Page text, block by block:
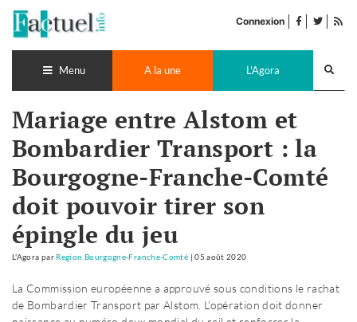
contenu
Connexion facebook
twitter
Menu A la une L'Agora
Mariage entre Alstom et
Bombardier Transport : la
Bourgogne-Franche-Comté
doit pouvoir tirer son
épingle du jeu
L'Agora par Region Bourgogne-Franche-Comté |05 août 2020
La Commission européenne a approuvé sous conditions le rachat
de Bombardier Transport par Alstom. L'opération doit donner